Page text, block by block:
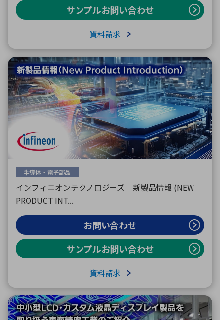
サンプルお問い合わせ
資料請求
半導体・電子部品
インフィニオンテクノロジーズ 新製品情報 (NEW
PRODUCT INT...
お問い合わせ
サンプルお問い合わせ
資料請求